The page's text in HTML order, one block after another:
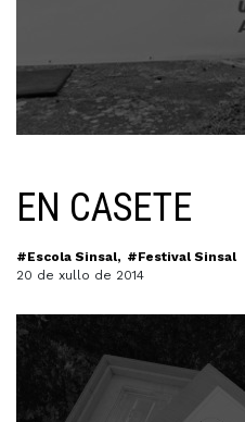
EN CASETE
#Escola Sinsal
#Festival Sinsal
20 de xullo de 2014